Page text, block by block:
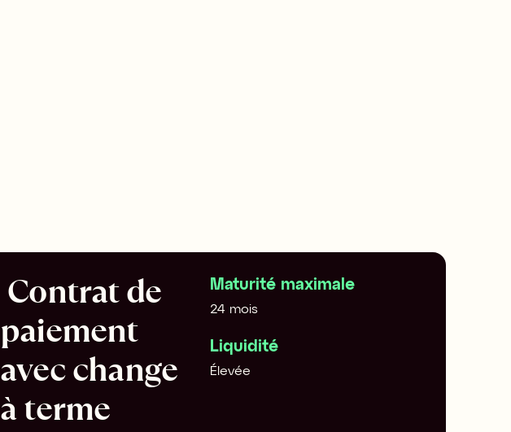
paiement
avec change
à terme
Maturité maximale
24 mois
Liquidité
Élevée